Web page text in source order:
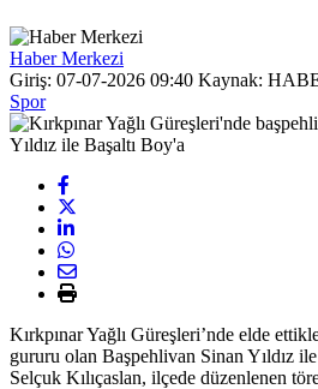
Haber Merkezi
Giriş: 07-07-2026 09:40 Kaynak:
Spor
Kırkpınar Yağlı Güreşleri’nde elde
gururu olan Başpehlivan Sinan Yıldız
Selçuk Kılıçaslan, ilçede düzenlenen